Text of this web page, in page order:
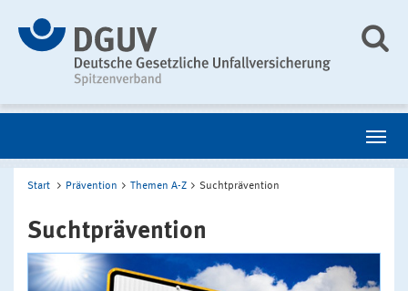
Start Prävention Themen A-Z Suchtprävention
Suchtprävention